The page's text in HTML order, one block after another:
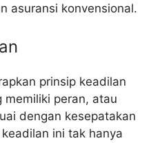
asuransi konvensional.
prinsip keadilan
memiliki peran, atau
dengan kesepatakan
ini tak hanya